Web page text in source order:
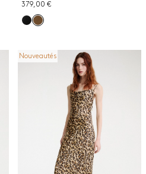
379,00 €
Nouveautés